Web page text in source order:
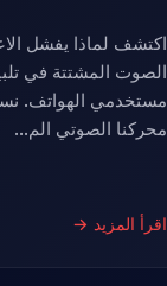
اكتشف لماذا يفشل
الصوت المشتتة في
مستخدمي الهواتف.
محركنا الصوتي الم...
اقرأ المزيد →